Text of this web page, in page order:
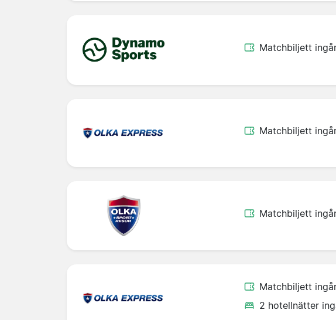
Matchbiljett
Matchbiljett
Matchbiljett
Matchbiljett
2 hotellnätter